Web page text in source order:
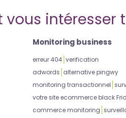
intéresser
Monitoring business
erreur 404 verification
adwords alternative pingwy
monitoring transactionnel
votre site ecommerce black
commerce monitoring